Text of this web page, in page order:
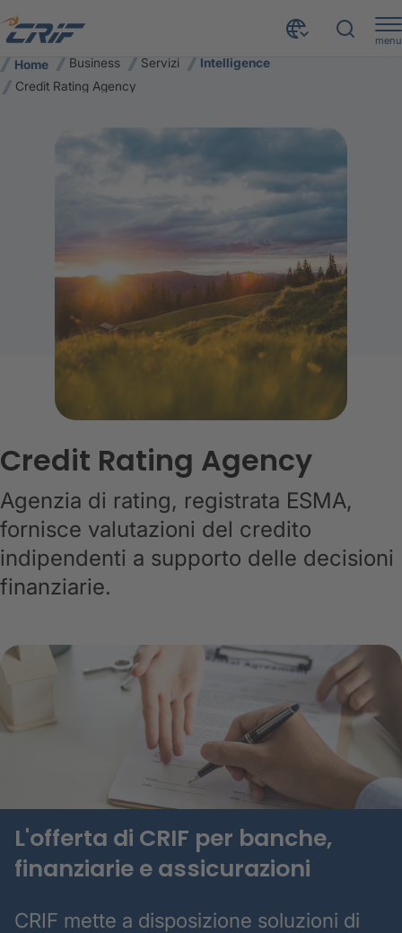
menu
Home Business Servizi
Intelligence
Credit Rating Agency
Credit Rating Agency
Agenzia di rating, registrata ESMA,
fornisce valutazioni del credito
indipendenti a supporto delle decisioni
finanziarie.
L'offerta di CRIF per banche,
finanziarie e assicurazioni
CRIF mette a disposizione soluzioni di